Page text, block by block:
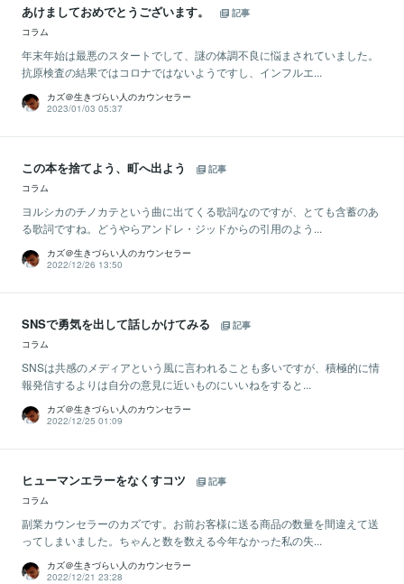
あけましておめでとうございます。
記事
コラム
年末年始は最悪のスタートでして、謎の体調不良に悩まされていました。
抗原検査の結果ではコロナではないようですし、インフルエ...
カズ＠生きづらい人のカウンセラー
2023/01/03 05:37
この本を捨てよう、町へ出よう
記事
コラム
ヨルシカのチノカテという曲に出てくる歌詞なのですが、とても含蓄のあ
る歌詞ですね。どうやらアンドレ・ジッドからの引用のよう...
カズ＠生きづらい人のカウンセラー
2022/12/26 13:50
SNSで勇気を出して話しかけてみる
記事
コラム
SNSは共感のメディアという風に言われることも多いですが、積極的に情
報発信するよりは自分の意見に近いものにいいねをすると...
カズ＠生きづらい人のカウンセラー
2022/12/25 01:09
ヒューマンエラーをなくすコツ
記事
コラム
副業カウンセラーのカズです。お前お客様に送る商品の数量を間違えて送
ってしまいました。ちゃんと数を数える今年なかった私の失...
カズ＠生きづらい人のカウンセラー
2022/12/21 23:28